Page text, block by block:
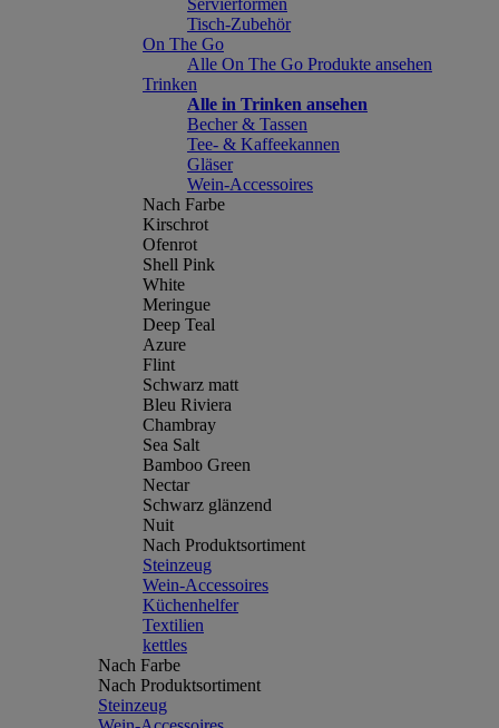
Servierformen
Tisch-Zubehör
On The Go
Alle On The Go Produkte ansehen
Trinken
Alle in Trinken ansehen
Becher & Tassen
Tee- & Kaffeekannen
Gläser
Wein-Accessoires
Nach Farbe
Kirschrot
Ofenrot
Shell Pink
White
Meringue
Deep Teal
Azure
Flint
Schwarz matt
Bleu Riviera
Chambray
Sea Salt
Bamboo Green
Nectar
Schwarz glänzend
Nuit
Nach Produktsortiment
Steinzeug
Wein-Accessoires
Küchenhelfer
Textilien
kettles
Nach Farbe
Nach Produktsortiment
Steinzeug